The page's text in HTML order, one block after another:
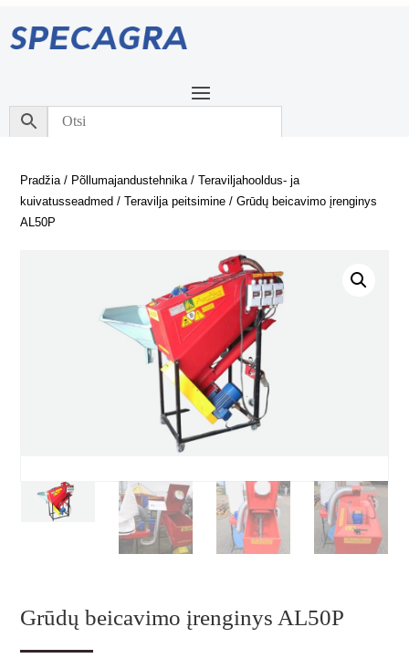
Pradžia/ Põllumajandustehnika/Teraviljahooldus- ja
kuivatusseadmed /Teravilja peitsimine / Grūdų beicavimo įrenginys
AL50P
Grūdų beicavimo įrenginys AL50P